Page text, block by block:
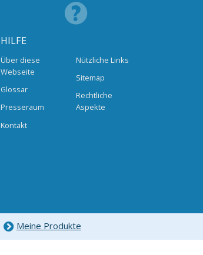
HILFE
Über diese
Webseite
Glossar
Presseraum
Kontakt
Nützliche Links
Sitemap
Rechtliche
Aspekte
Meine Produkte